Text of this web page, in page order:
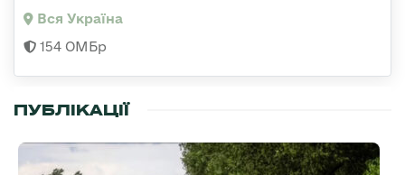
Вся Україна
154 ОМБр
ПУБЛІКАЦІЇ